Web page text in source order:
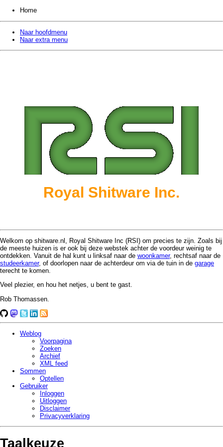
Home
Naar hoofdmenu
Naar extra menu
Royal Shitware Inc.
Welkom op shitware.nl, Royal Shitware Inc (RSI) om precies te zijn. Zoals bij
de meeste huizen is er ook bij deze webstek achter de voordeur weinig te
ontdekken. Vanuit de hal kunt u linksaf naar de woonkamer, rechtsaf naar de
studeerkamer, of doorlopen naar de achterdeur om via de tuin in de garage
terecht te komen.
Veel plezier, en hou het netjes, u bent te gast.
Rob Thomassen.
Weblog
Voorpagina
Zoeken
Archief
XML feed
Sommen
Optellen
Gebruiker
Inloggen
Uitloggen
Disclaimer
Privacy­verklaring
Taalkeuze